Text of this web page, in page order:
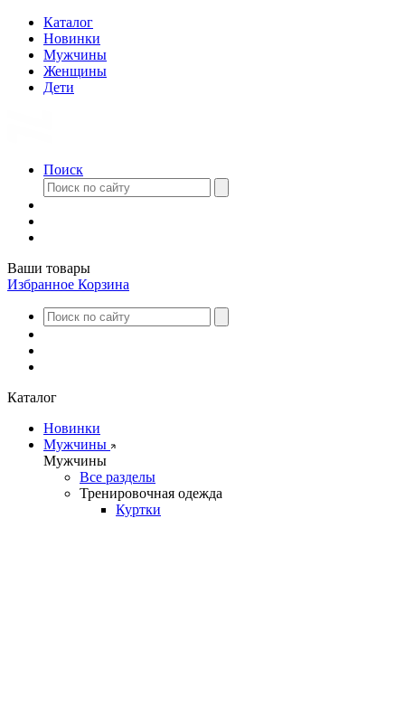
Каталог
Новинки
Мужчины
Женщины
Дети
Поиск
Ваши товары
Избранное Корзина
Каталог
Новинки
Мужчины
Мужчины
Все разделы
Тренировочная одежда
Куртки